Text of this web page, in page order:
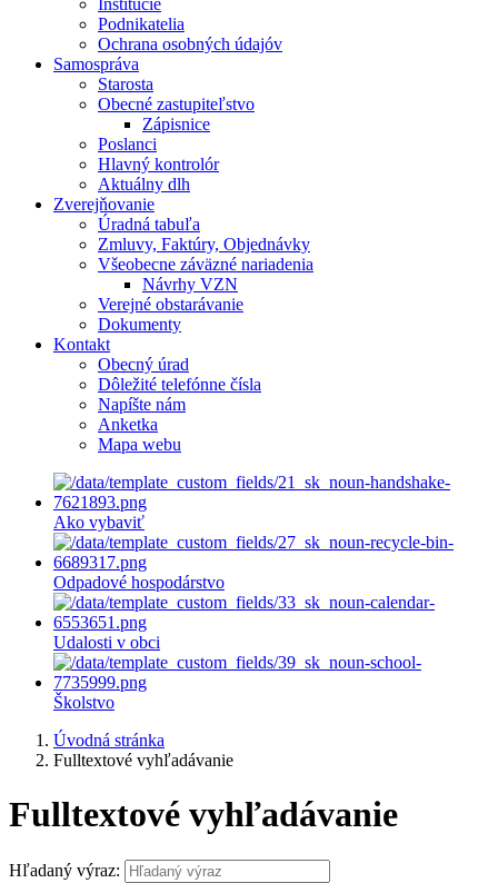
Inštitúcie
Podnikatelia
Ochrana osobných údajóv
Samospráva
Starosta
Obecné zastupiteľstvo
Zápisnice
Poslanci
Hlavný kontrolór
Aktuálny dlh
Zverejňovanie
Úradná tabuľa
Zmluvy, Faktúry, Objednávky
Všeobecne záväzné nariadenia
Návrhy VZN
Verejné obstarávanie
Dokumenty
Kontakt
Obecný úrad
Dôležité telefónne čísla
Napíšte nám
Anketka
Mapa webu
Ako vybaviť
Odpadové hospodárstvo
Udalosti v obci
Školstvo
Úvodná stránka
Fulltextové vyhľadávanie
Fulltextové vyhľadávanie
Hľadaný výraz: